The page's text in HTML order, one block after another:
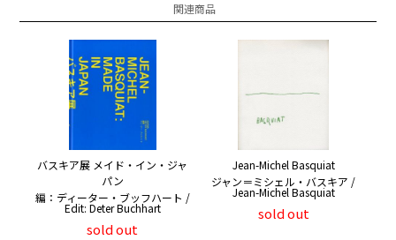
関連商品
バスキア展 メイド・イン・ジャ
パン
編：ディーター・ブッフハート /
Edit: Deter Buchhart
sold out
Jean-Michel Basquiat
ジャン＝ミシェル・バスキア /
Jean-Michel Basquiat
sold out